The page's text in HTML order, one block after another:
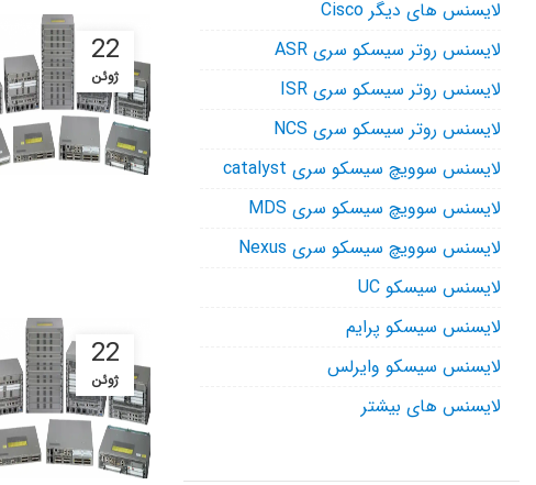
22
ژوئن
22
ژوئن
لایسنس های دیگر Cisco
لایسنس روتر سیسکو سری ASR
لایسنس روتر سیسکو سری ISR
لایسنس روتر سیسکو سری NCS
لایسنس سوویچ سیسکو سری catalyst
لایسنس سوویچ سیسکو سری MDS
لایسنس سوویچ سیسکو سری Nexus
لایسنس سیسکو UC
لایسنس سیسکو پرایم
لایسنس سیسکو وایرلس
لایسنس های بیشتر